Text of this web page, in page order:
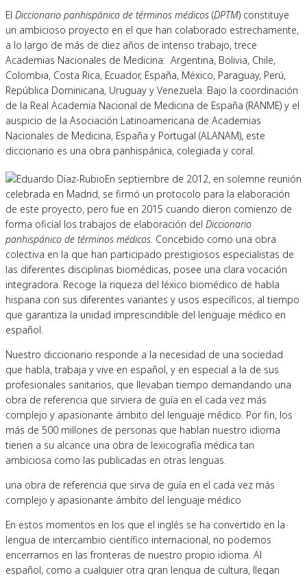
El Diccionario panhispánico de términos médicos (DPTM) constituye
un ambicioso proyecto en el que han colaborado estrechamente,
a lo largo de más de diez años de intenso trabajo, trece
Academias Nacionales de Medicina: Argentina, Bolivia, Chile,
Colombia, Costa Rica, Ecuador, España, México, Paraguay, Perú,
República Dominicana, Uruguay y Venezuela. Bajo la coordinación
de la Real Academia Nacional de Medicina de España (RANME) y el
auspicio de la Asociación Latinoamericana de Academias
Nacionales de Medicina, España y Portugal (ALANAM), este
diccionario es una obra panhispánica, colegiada y coral.
En septiembre de 2012, en solemne reunión
celebrada en Madrid, se firmó un protocolo para la elaboración
de este proyecto, pero fue en 2015 cuando dieron comienzo de
forma oficial los trabajos de elaboración del Diccionario
panhispánico de términos médicos. Concebido como una obra
colectiva en la que han participado prestigiosos especialistas de
las diferentes disciplinas biomédicas, posee una clara vocación
integradora. Recoge la riqueza del léxico biomédico de habla
hispana con sus diferentes variantes y usos específicos, al tiempo
que garantiza la unidad imprescindible del lenguaje médico en
español.
Nuestro diccionario responde a la necesidad de una sociedad
que habla, trabaja y vive en español, y en especial a la de sus
profesionales sanitarios, que llevaban tiempo demandando una
obra de referencia que sirviera de guía en el cada vez más
complejo y apasionante ámbito del lenguaje médico. Por fin, los
más de 500 millones de personas que hablan nuestro idioma
tienen a su alcance una obra de lexicografía médica tan
ambiciosa como las publicadas en otras lenguas.
una obra de referencia que sirva de guía en el cada vez más
complejo y apasionante ámbito del lenguaje médico
En estos momentos en los que el inglés se ha convertido en la
lengua de intercambio científico internacional, no podemos
encerrarnos en las fronteras de nuestro propio idioma. Al
español, como a cualquier otra gran lengua de cultura, llegan